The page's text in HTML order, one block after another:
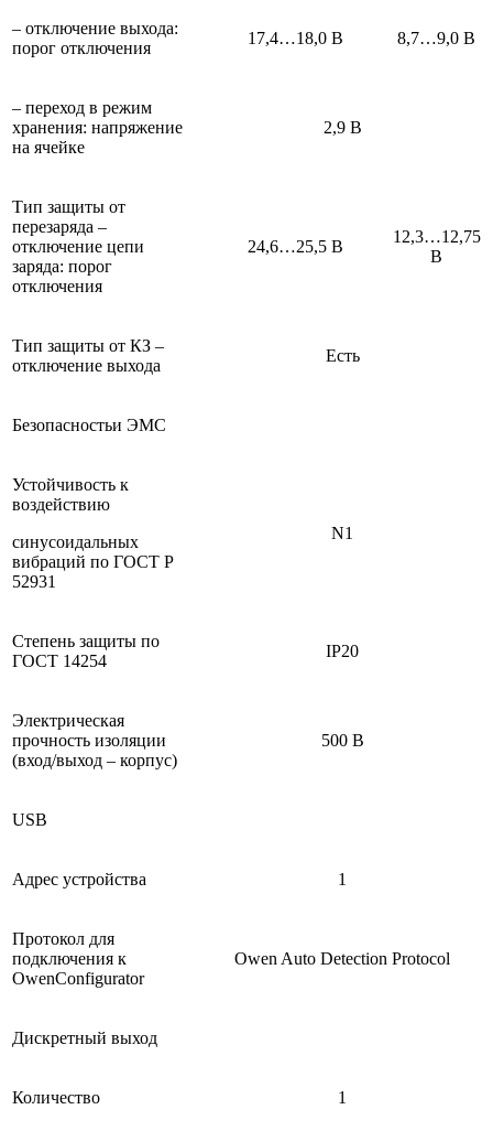
– отключение выхода:
порог отключения
17,4…18,0 В 8,7…9,0 В
– переход в режим
хранения: напряжение
на ячейке
2,9 В
Тип защиты от
перезаряда –
отключение цепи
заряда: порог
отключения
24,6…25,5 В
12,3…12,75
В
Тип защиты от КЗ –
отключение выхода
Есть
Безопасностьи ЭМС
Устойчивость к
воздействию
синусоидальных
вибраций по ГОСТ Р
52931
N1
Степень защиты по
ГОСТ 14254
IP20
Электрическая
прочность изоляции
(вход/выход – корпус)
500 В
USB
Адрес устройства 1
Протокол для
подключения к
OwenConfigurator
Owen Auto Detection Protocol
Дискретный выход
Количество 1